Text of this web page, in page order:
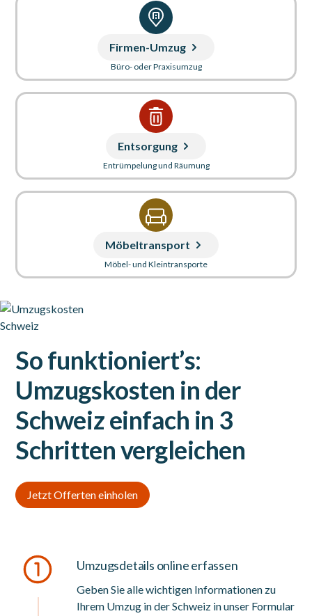
Firmen-Umzug
Büro- oder Praxisumzug
Entsorgung
Entrümpelung und Räumung
Möbeltransport
Möbel- und Kleintransporte
So funktioniert’s:
Umzugskosten in der
Schweiz einfach in 3
Schritten vergleichen
Jetzt Offerten einholen
Umzugsdetails online erfassen
Geben Sie alle wichtigen Informationen zu
Ihrem Umzug in der Schweiz in unser Formular